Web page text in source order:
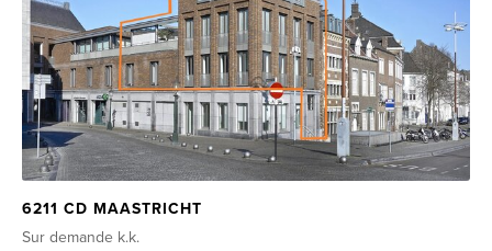
6211 CD MAASTRICHT
Sur demande k.k.